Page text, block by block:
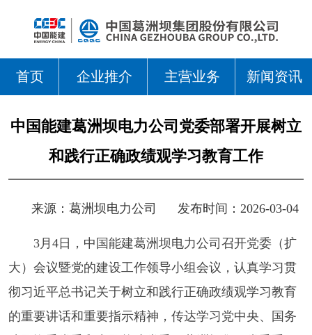
首页 企业推介 主营业务 新闻资讯
中国能建葛洲坝电力公司党委部署开展树立
和践行正确政绩观学习教育工作
来源： 葛洲坝电力公司 发布时间：2026-03-04
3月4日，中国能建葛洲坝电力公司召开党委（扩
大）会议暨党的建设工作领导小组会议，认真学习贯
彻习近平总书记关于树立和践行正确政绩观学习教育
的重要讲话和重要指示精神，传达学习党中央、国务